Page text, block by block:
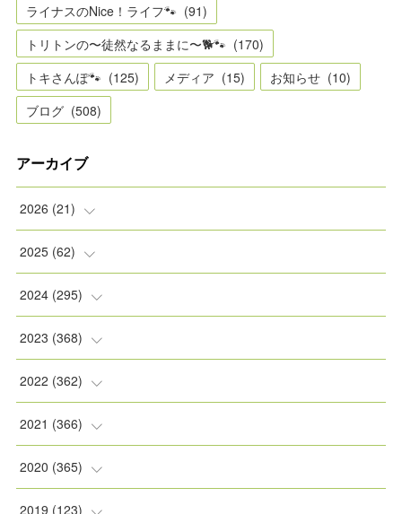
ライナスのNice！ライフ🐾 (91)
トリトンの〜徒然なるままに〜🐕🐾 (170)
トキさんぽ🐾 (125) メディア (15) お知らせ (10)
ブログ (508)
アーカイブ
2026 (21)
(2)
(2)
(2)
(5)
2025 (62)
(8)
(5)
(9)
(1)
2024 (295)
(8)
(11)
(11)
(22)
31)
2023 (368)
(31)
(30)
(31)
( 30)
2022 (362)
(30)
(30)
(30)
2021 (366)
(31)
(30)
2020 (365)
(31)
2019 (123)